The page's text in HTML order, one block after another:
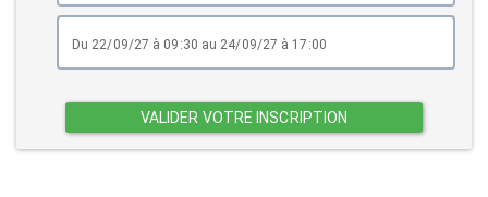
du 22/09/27 à 09:30 au 24/09/27 à 17:00
VALIDER VOTRE INSCRIPTION